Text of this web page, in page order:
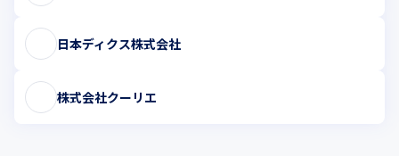
日本ディクス株式会社
株式会社クーリエ